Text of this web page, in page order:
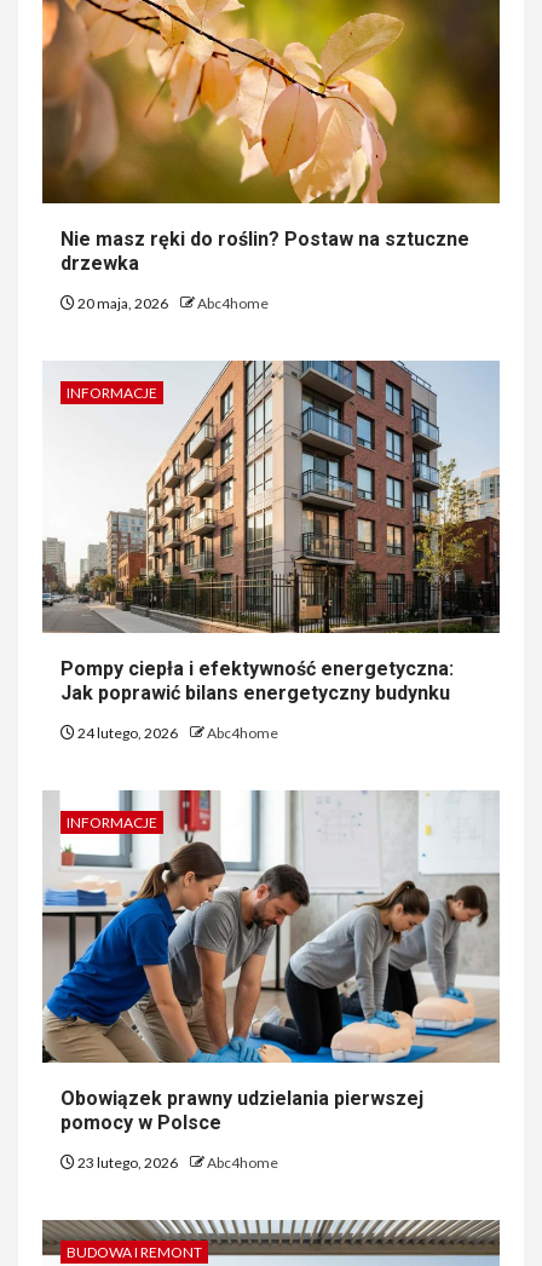
Nie masz ręki do roślin? Postaw na sztuczne
drzewka
20 maja, 2026 Abc4home
INFORMACJE
Pompy ciepła i efektywność energetyczna:
Jak poprawić bilans energetyczny budynku
24 lutego, 2026 Abc4home
INFORMACJE
Obowiązek prawny udzielania pierwszej
pomocy w Polsce
23 lutego, 2026 Abc4home
BUDOWA I REMONT